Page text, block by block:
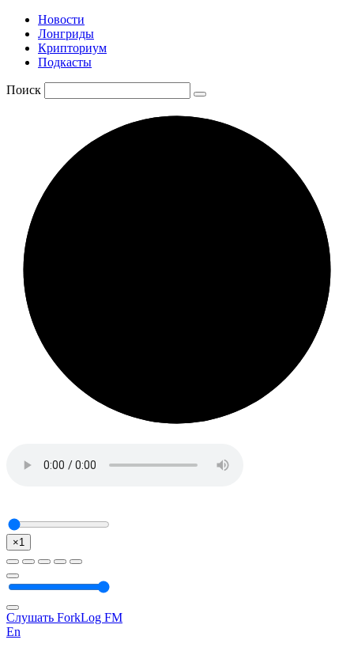
Новости
Лонгриды
Крипториум
Подкасты
Поиск
×1
Слушать ForkLog FM
En